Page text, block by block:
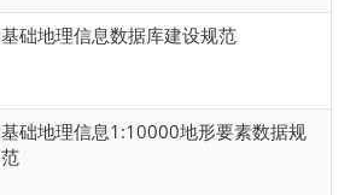
基础地理信息数据库建设规范
基础地理信息1:10000地形要素数据规
范